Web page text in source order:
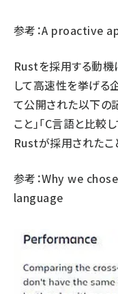
参考：A proactive
Rustを採用する動機
して高速性を挙げる
て公開された以下の
こと」「C言語と比較
Rustが採用されたこ
参考：Why we
language